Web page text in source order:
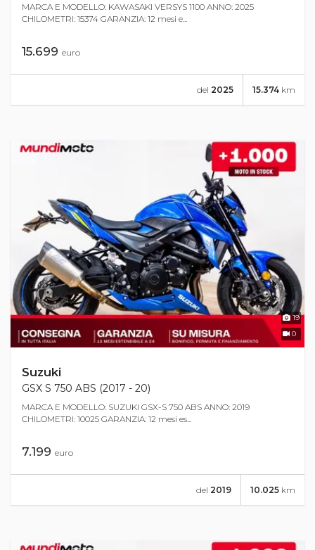
MARCA E MODELLO: KAWASAKI VERSYS 1100 ANNO: 2025
CHILOMETRI: 15374 GARANZIA: 12 mesi e...
15.699 euro
15.374 km
del 2025
19
0
Suzuki
GSX S 750 ABS (2017 - 20)
MARCA E MODELLO: SUZUKI GSX-S 750 ABS ANNO: 2019
CHILOMETRI: 10025 GARANZIA: 12 mesi es...
7.199 euro
10.025 km
del 2019